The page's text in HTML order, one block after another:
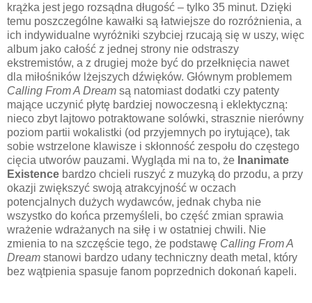
krążka jest jego rozsądna długość – tylko 35 minut. Dzięki
temu poszczególne kawałki są łatwiejsze do rozróżnienia, a
ich indywidualne wyróżniki szybciej rzucają się w uszy, więc
album jako całość z jednej strony nie odstraszy
ekstremistów, a z drugiej może być do przełknięcia nawet
dla miłośników lżejszych dźwięków. Głównym problemem
Calling From A Dream są natomiast dodatki czy patenty
mające uczynić płytę bardziej nowoczesną i eklektyczną:
nieco zbyt lajtowo potraktowane solówki, strasznie nierówny
poziom partii wokalistki (od przyjemnych po irytujące), tak
sobie wstrzelone klawisze i skłonność zespołu do częstego
cięcia utworów pauzami. Wygląda mi na to, że Inanimate
Existence bardzo chcieli ruszyć z muzyką do przodu, a przy
okazji zwiększyć swoją atrakcyjność w oczach
potencjalnych dużych wydawców, jednak chyba nie
wszystko do końca przemyśleli, bo część zmian sprawia
wrażenie wdrażanych na siłę i w ostatniej chwili. Nie
zmienia to na szczęście tego, że podstawę Calling From A
Dream stanowi bardzo udany techniczny death metal, który
bez wątpienia spasuje fanom poprzednich dokonań kapeli.